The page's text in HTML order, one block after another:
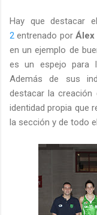
Hay que destacar
2 entrenado porÁlex
en un ejemplo de
es un espejo para
Además de sus
destacar la creación
identidad propia que
la sección y de todo